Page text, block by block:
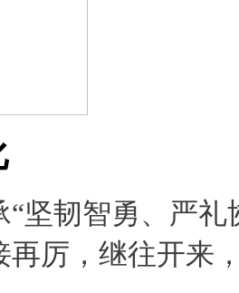
“坚韧智勇、严
厉，继往开来